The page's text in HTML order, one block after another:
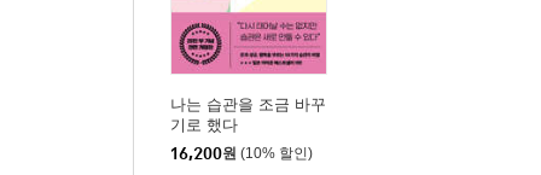
rule 20 영원히 오지 않을 ‘언젠가’를 버려라
rule 21 과거에 집착하지 마라
rule 23 버릴 때 창조적이 되지 마라
(중략)
나는 습관을 조금 바꾸
기로 했다
16,200원 (10% 할인)